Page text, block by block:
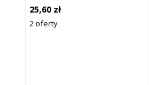
25,60 zł
2 oferty